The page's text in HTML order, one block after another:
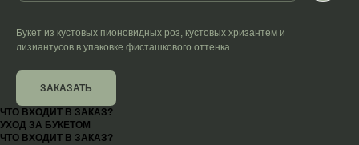
Букет из кустовых пионовидных роз, кустовых хризантем и
лизиантусов в упаковке фисташкового оттенка.
ЗАКАЗАТЬ
ЧТО ВХОДИТ В ЗАКАЗ?
УХОД ЗА БУКЕТОМ
ЧТО ВХОДИТ В ЗАКАЗ?